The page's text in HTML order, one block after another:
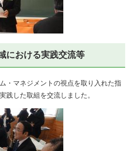
における実践交流等
・マネジメントの視点を取り入れた指
践した取組を交流しました。